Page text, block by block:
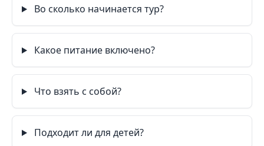
Во сколько начинается тур?
Какое питание включено?
Что взять с собой?
Подходит ли для детей?